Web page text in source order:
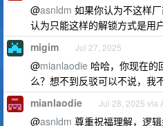
@asnldm 如果你认为不这样
认为只能这样的解锁方式是用
migim Jul 27, 2025
@mianlaodie 哈哈，你现在的
么？想不到反驳可以不说，我
mianlaodie Jul 28, 2025 via
@asnldm 尊重祝福理解，逻